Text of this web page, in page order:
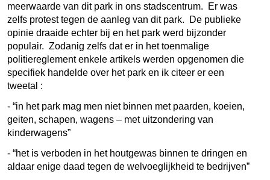
meerwaarde van dit park in ons stadscentrum. Er was
zelfs protest tegen de aanleg van dit park. De publieke
opinie draaide echter bij en het park werd bijzonder
populair. Zodanig zelfs dat er in het toenmalige
politiereglement enkele artikels werden opgenomen die
specifiek handelde over het park en ik citeer er een
tweetal :
- “in het park mag men niet binnen met paarden, koeien,
geiten, schapen, wagens – met uitzondering van
kinderwagens”
- “het is verboden in het houtgewas binnen te dringen en
aldaar enige daad tegen de welvoeglijkheid te bedrijven”